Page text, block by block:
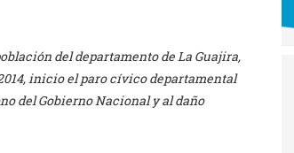
del departamento de La Guajira,
inicio el paro cívico departamental
del Gobierno Nacional y al daño